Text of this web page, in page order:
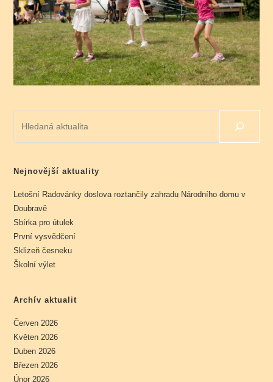
Nejnovější aktuality
Letošní Radovánky doslova roztančily zahradu Národního domu v
Doubravě
Sbírka pro útulek
První vysvědčení
Sklizeň česneku
Školní výlet
Archív aktualit
Červen 2026
Květen 2026
Duben 2026
Březen 2026
Únor 2026